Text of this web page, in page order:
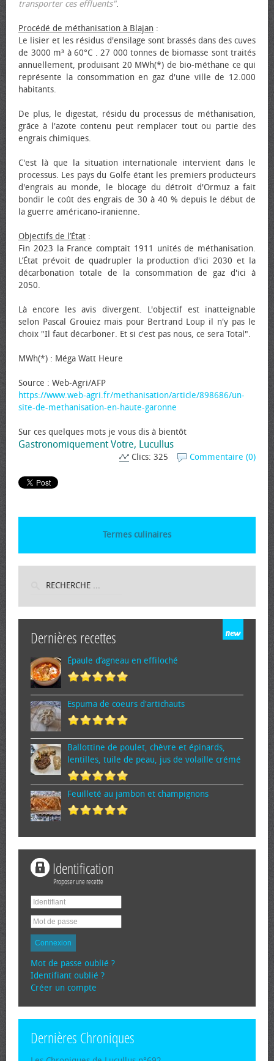
transporter ces effluents".
Procédé de méthanisation à Blajan :
Le lisier et les résidus d'ensilage sont brassés dans des cuves
de 3000 m³ à 60°C . 27 000 tonnes de biomasse sont traités
annuellement, produisant 20 MWh(*) de bio-méthane ce qui
représente la consommation en gaz d'une ville de 12.000
habitants.
De plus, le digestat, résidu du processus de méthanisation,
grâce à l'azote contenu peut remplacer tout ou partie des
engrais chimiques.
C'est là que la situation internationale intervient dans le
processus. Les pays du Golfe étant les premiers producteurs
d'engrais au monde, le blocage du détroit d'Ormuz a fait
bondir le coût des engrais de 30 à 40 % depuis le début de
la guerre américano-iranienne.
Objectifs de l’État :
Fin 2023 la France comptait 1911 unités de méthanisation.
L’État prévoit de quadrupler la production d'ici 2030 et la
décarbonation totale de la consommation de gaz d'ici à
2050.
Là encore les avis divergent. L'objectif est inatteignable
selon Pascal Grouiez mais pour Bertrand Loup il n'y pas le
choix "Il faut décarboner. Et si c'est pas nous, ce sera Total".
MWh(*) : Méga Watt Heure
Source : Web-Agri/AFP
https://www.web-agri.fr/methanisation/article/898686/un-
site-de-methanisation-en-haute-garonne
Sur ces quelques mots je vous dis à bientôt
Gastronomiquement Votre, Lucullus
Commentaire (0)
Clics: 325
Termes culinaires
Dernières recettes
Épaule d’agneau en effiloché
Espuma de cœurs d'artichauts
Ballottine de poulet, chèvre et épinards,
lentilles, tuile de peau, jus de volaille crémé
Feuilleté au jambon et champignons
Identification
Proposer une recette
Connexion
Mot de passe oublié ?
Identifiant oublié ?
Créer un compte
Dernières Chroniques